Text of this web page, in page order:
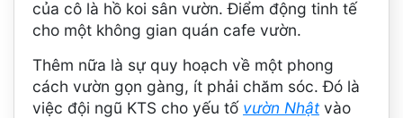
của cô là hồ koi sân vườn. Điểm động tinh tế
cho một không gian quán cafe vườn.
Thêm nữa là sự quy hoạch về một phong
cách vườn gọn gàng, ít phải chăm sóc. Đó là
việc đội ngũ KTS cho yếu tố vườn Nhật vào